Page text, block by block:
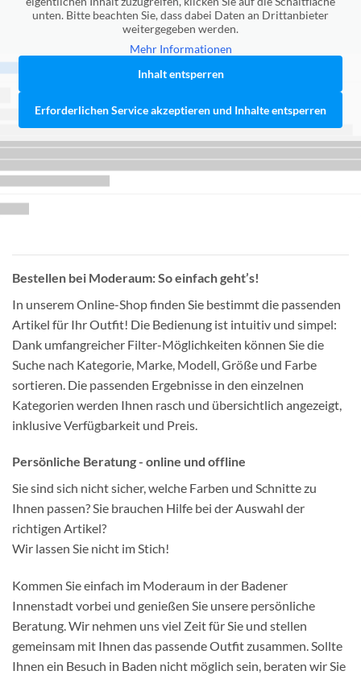
unten. Bitte beachten Sie, dass dabei Daten an Drittanbieter
weitergegeben werden.
Mehr Informationen
Inhalt entsperren
Erforderlichen Service akzeptieren und Inhalte entsperren
Bestellen bei Moderaum: So einfach geht’s!
In unserem Online-Shop finden Sie bestimmt die passenden
Artikel für Ihr Outfit! Die Bedienung ist intuitiv und simpel:
Dank umfangreicher Filter-Möglichkeiten können Sie die
Suche nach Kategorie, Marke, Modell, Größe und Farbe
sortieren. Die passenden Ergebnisse in den einzelnen
Kategorien werden Ihnen rasch und übersichtlich angezeigt,
inklusive Verfügbarkeit und Preis.
Persönliche Beratung - online und offline
Sie sind sich nicht sicher, welche Farben und Schnitte zu
Ihnen passen? Sie brauchen Hilfe bei der Auswahl der
richtigen Artikel?
Wir lassen Sie nicht im Stich!
Kommen Sie einfach im Moderaum in der Badener
Innenstadt vorbei und genießen Sie unsere persönliche
Beratung. Wir nehmen uns viel Zeit für Sie und stellen
gemeinsam mit Ihnen das passende Outfit zusammen. Sollte
Ihnen ein Besuch in Baden nicht möglich sein, beraten wir Sie